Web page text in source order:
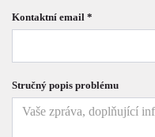
Kontaktní email *
Stručný popis problému